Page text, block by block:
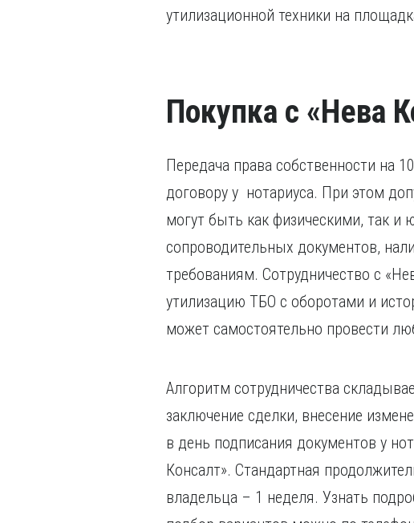
утилизационной техники на
Покупка с «Нева
Передача права собственности на
договору у нотариуса. При этом
могут быть как физическими, так
сопроводительных документов,
требованиям. Сотрудничество с
утилизацию ТБО с оборотами и
может самостоятельно провести
Алгоритм сотрудничества
заключение сделки, внесение
в день подписания документов у
Консалт». Стандартная
владельца – 1 неделя. Узнать